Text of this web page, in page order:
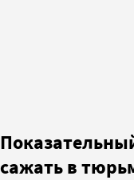
сажать в